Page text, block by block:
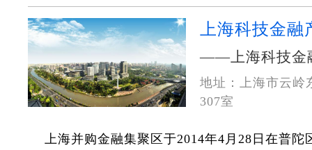
上海科技金
——上海科技金
地址：上海市云岭
307室
上海并购金融集聚区于2014年4月28日在普陀